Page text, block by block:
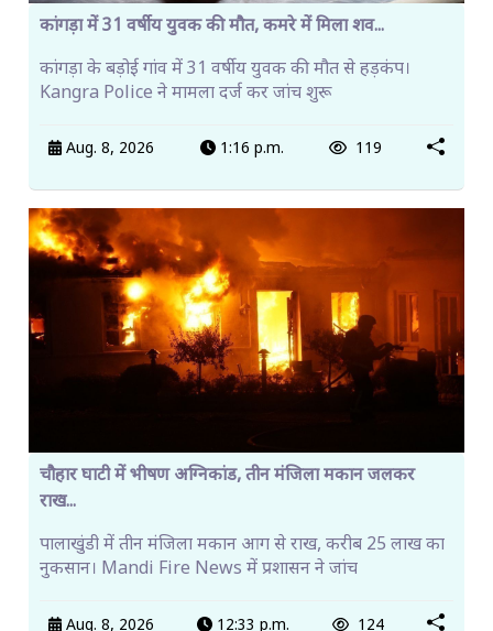
कांगड़ा में 31 वर्षीय युवक की मौत, कमरे में मिला शव...
कांगड़ा के बड़ोई गांव में 31 वर्षीय युवक की मौत से हड़कंप।
Kangra Police ने मामला दर्ज कर जांच शुरू
Aug. 8, 2026 1:16 p.m. 119
चौहार घाटी में भीषण अग्निकांड, तीन मंजिला मकान जलकर
राख...
पालाखुंडी में तीन मंजिला मकान आग से राख, करीब 25 लाख का
नुकसान। Mandi Fire News में प्रशासन ने जांच
Aug. 8, 2026 12:33 p.m. 124